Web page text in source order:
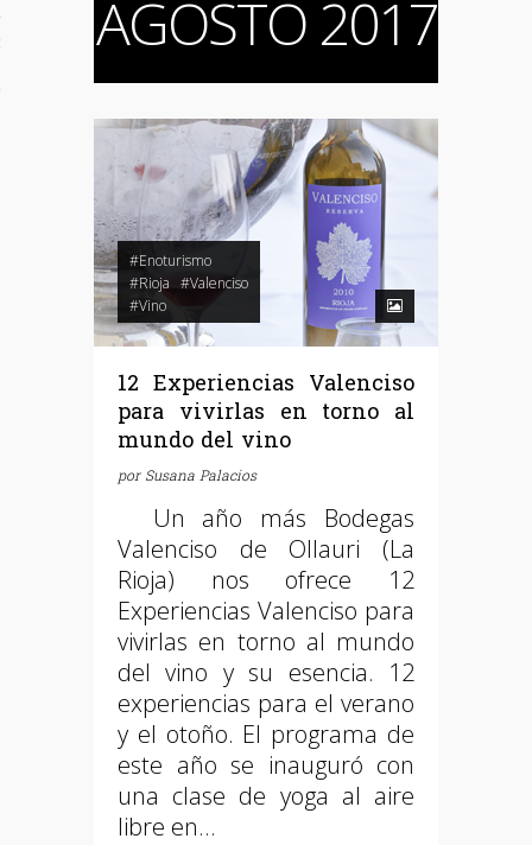
AGOSTO 2017
#Enoturismo
#Rioja #Valenciso
#Vino
12 Experiencias Valenciso
para vivirlas en torno al
mundo del vino
porSusana Palacios
Un año más Bodegas
Valenciso de Ollauri (La
Rioja) nos ofrece 12
Experiencias Valenciso para
vivirlas en torno al mundo
del vino y su esencia. 12
experiencias para el verano
y el otoño. El programa de
este año se inauguró con
una clase de yoga al aire
libre en…